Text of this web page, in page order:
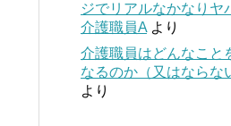
ジでリアルなかなりヤ
介護職員A より
介護職員はどんなこと
なるのか（又はならな
より